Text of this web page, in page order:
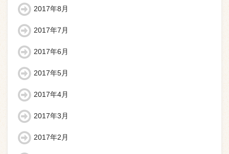
2017年8月
2017年7月
2017年6月
2017年5月
2017年4月
2017年3月
2017年2月